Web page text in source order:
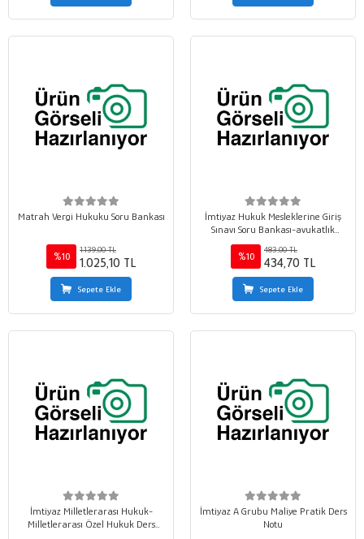
Matrah Vergi Hukuku Soru Bankası
%10
1.139,00 TL
1.025,10 TL
Sepete Ekle
İmtiyaz Hukuk Mesleklerine Giriş
Sınavı Soru Bankası-avukatlık
Hukuku, Hukuk Felsefesi ve
Sosyolojisi, Türk Hukuk Tarihi
%10
483,00 TL
434,70 TL
Sepete Ekle
İmtiyaz Milletlerarası Hukuk-
Milletlerarası Özel Hukuk Ders
İmtiyaz A Grubu Maliye Pratik Ders
Notu